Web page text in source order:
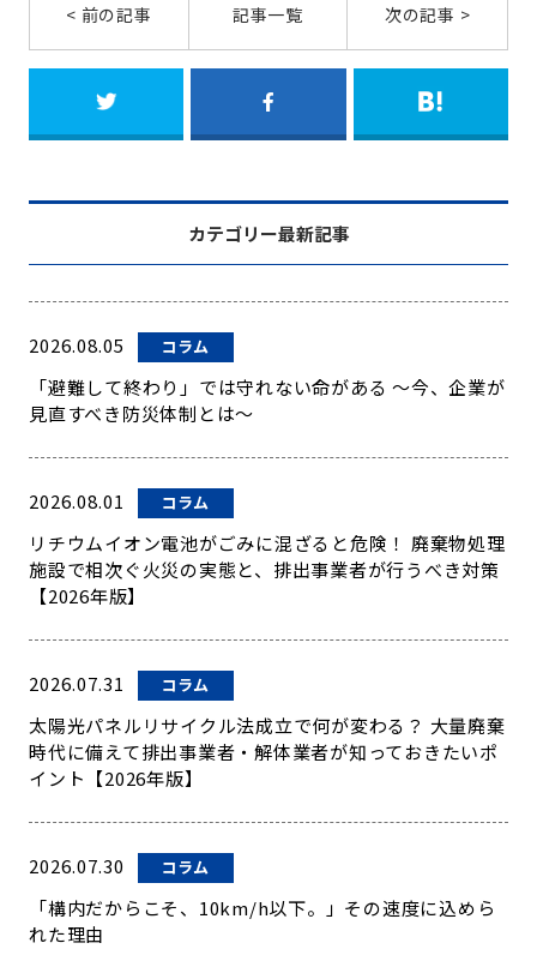
< 前の記事 記事一覧 次の記事 >
カテゴリー最新記事
2026.08.05 コラム
「避難して終わり」では守れない命がある ～今、企業が
見直すべき防災体制とは～
2026.08.01 コラム
リチウムイオン電池がごみに混ざると危険！ 廃棄物処理
施設で相次ぐ火災の実態と、排出事業者が行うべき対策
【2026年版】
2026.07.31 コラム
太陽光パネルリサイクル法成立で何が変わる？ 大量廃棄
時代に備えて排出事業者・解体業者が知っておきたいポ
イント【2026年版】
2026.07.30 コラム
「構内だからこそ、10km/h以下。」その速度に込めら
れた理由